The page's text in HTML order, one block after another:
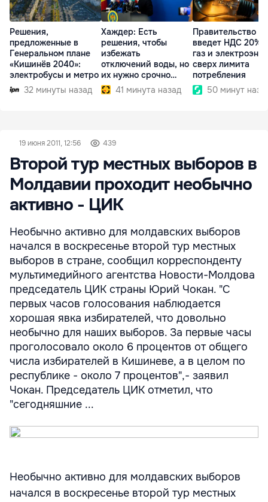
Решения,
предложенные в
Генеральном плане
«Кишинёв 2040»:
электробусы и метро
32 минуты назад
Хаждер: Есть
решения, чтобы
избежать
отключений воды, но
их нужно срочно
внедрить
41 минута назад
Правительство
введет НДС 20%
газ и
сверх лимита
потребления
50 минут
19 июня 2011, 12:56 439
Второй тур местных выборов в
Молдавии проходит необычно
активно - ЦИК
Необычно активно для молдавских выборов
начался в воскресенье второй тур местных
выборов в стране, сообщил корреспонденту
мультимедийного агентства Новости-Молдова
председатель ЦИК страны Юрий Чокан. "С
первых часов голосования наблюдается
хорошая явка избирателей, что довольно
необычно для наших выборов. За первые часы
проголосовало около 6 процентов от общего
числа избирателей в Кишиневе, а в целом по
республике - около 7 процентов",- заявил
Чокан. Председатель ЦИК отметил, что
"сегодняшние ...
Необычно активно для молдавских выборов
начался в воскресенье второй тур местных